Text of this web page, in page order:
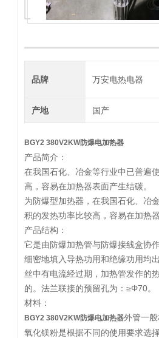
品牌 万安电热电器
产地 国产
BGY2 380V2KW防爆电加热器
产品简介：
在我国石化、冶金等行业中已普遍
高，容易在加热器表面产生结碳。
为防爆型加热器，在我国石化、冶
积的发热功率比较高，容易在加热
产品结构：
它是由防爆加热管与防爆接线盒协
细密地填入导热功用和绝缘功用均
丝中有电流经过期，加热管发作的
的。法兰联接的预留孔为：≥Φ70。
材料：
BGY2 380V2KW防爆电加热器外管一
氧化镁粉是根据不同的使用要求选